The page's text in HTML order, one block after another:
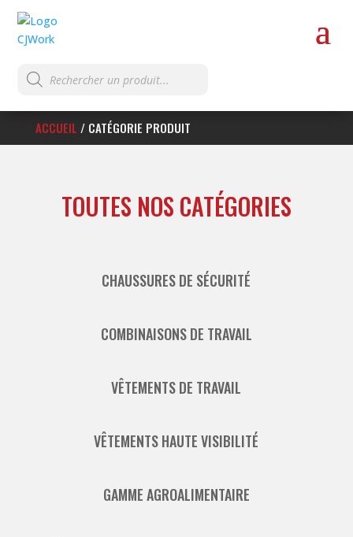
Recherche
de
produits
ACCUEIL / CATÉGORIE PRODUIT
TOUTES NOS CATÉGORIES
CHAUSSURES DE SÉCURITÉ
COMBINAISONS DE TRAVAIL
VÊTEMENTS DE TRAVAIL
VÊTEMENTS HAUTE VISIBILITÉ
GAMME AGROALIMENTAIRE